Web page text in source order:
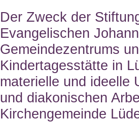
Der Zweck der
Evangelischen
Gemeindezentrums
Kindertagesstätte in
materielle und ideelle
und diakonischen
Kirchengemeinde